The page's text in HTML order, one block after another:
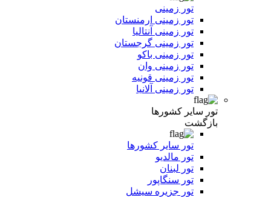
تور زمینی
تور زمینی ارمنستان
تور زمینی آنتالیا
تور زمینی گرجستان
تور زمینی باکو
تور زمینی وان
تور زمینی قونیه
تور زمینی آلانیا
تور سایر کشورها
بازگشت
تور سایر کشورها
تور مالدیو
تور لبنان
تور سنگاپور
تور جزیره سیشل